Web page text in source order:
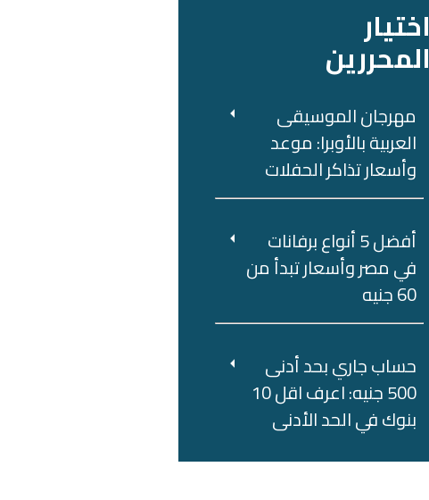
اختيار
المحررين
مهرجان الموسيقى
العربية بالأوبرا: موعد
وأسعار تذاكر الحفلات
أفضل 5 أنواع برفانات
في مصر وأسعار تبدأ من
60 جنيه
حساب جاري بحد أدنى
500 جنيه: اعرف اقل 10
بنوك في الحد الأدنى